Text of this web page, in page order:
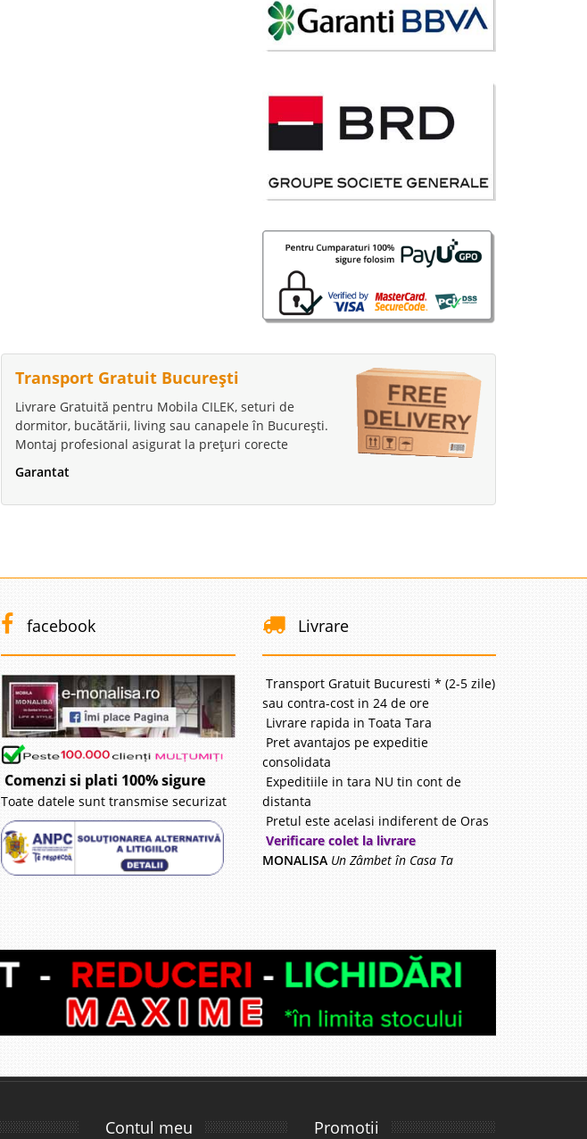
Compara
Transport Gratuit București
Livrare Gratuită pentru Mobila CILEK, seturi de
dormitor, bucătării, living sau canapele în București.
Montaj profesional asigurat la prețuri corecte
Garantat
facebook
Comenzi si plati 100% sigure
Toate datele sunt transmise securizat
Livrare
Transport Gratuit Bucuresti * (2-5 zile)
sau contra-cost in 24 de ore
Livrare rapida in Toata Tara
Pret avantajos pe expeditie
consolidata
Expeditiile in tara NU tin cont de
distanta
Pretul este acelasi indiferent de Oras
Verificare colet la livrare
MONALISA Un Zâmbet în Casa Ta
Contul meu Promotii